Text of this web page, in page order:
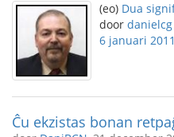
(eo) Dua
door danielcg
6 januari 2011
Ĉu ekzistas bonan